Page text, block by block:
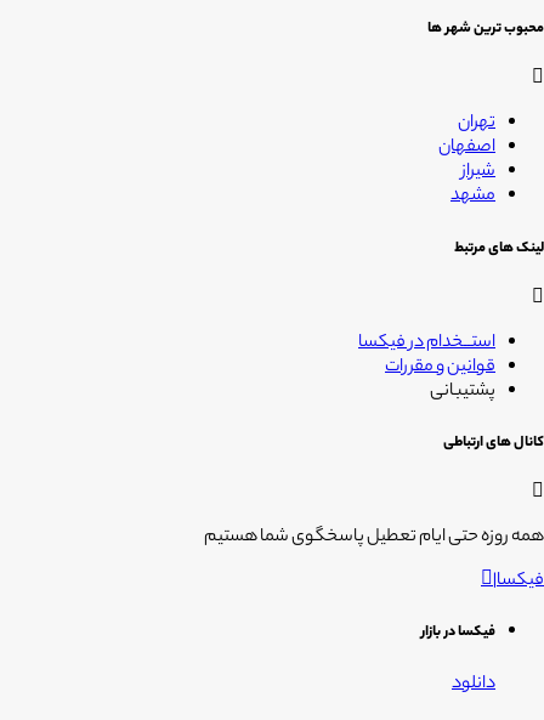
می‌خواستید. هدف ما در فیکسا روشن است: انجام حرفه‌ای کارهای خانه برای
زندگی
محبوب ترین شهر ها
تهران
اصفهان
شیراز
مشهد
لینک های مرتبط
استــخدام در فیکسا
قوانین و مقررات
پشتیبانی
کانال های ارتباطی
همه روزه حتی ایام تعطیل پاسخگوی شما هستیم
فیکسا|
فیکسا در بازار
دانلود